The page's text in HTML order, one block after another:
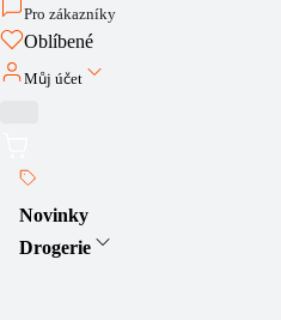
Pro zákazníky
Oblíbené
Můj účet
Novinky
Drogerie